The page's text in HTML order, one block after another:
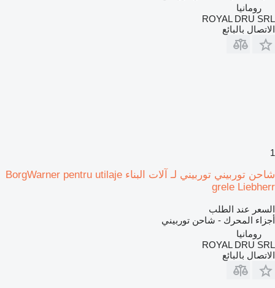
رومانيا
ROYAL DRU SRL
الاتصال بالبائع
1
شاحن توربيني توربيني لـ آلات البناء BorgWarner pentru utilaje
grele Liebherr
السعر عند الطلب
أجزاء المحرك - شاحن توربيني
رومانيا
ROYAL DRU SRL
الاتصال بالبائع